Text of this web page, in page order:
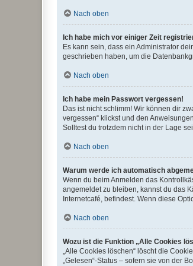
Nach oben
Ich habe mich vor einiger Zeit
Es kann sein, dass ein Administrator
geschrieben haben, um die
Nach oben
Ich habe mein Passwort vergessen!
Das ist nicht schlimm! Wir können dir
vergessen“ klickst und den
Solltest du trotzdem nicht in der Lage
Nach oben
Warum werde ich automatisch
Wenn du beim Anmelden das
angemeldet zu bleiben, kannst du das
Internetcafé, befindest. Wenn diese
Nach oben
Wozu ist die Funktion „Alle Cookies
„Alle Cookies löschen“ löscht die
„Gelesen“-Status – sofern sie von der